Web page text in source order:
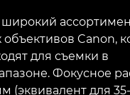
широкий
Canon,
для съемки в
Фокусное
(эквивалент для